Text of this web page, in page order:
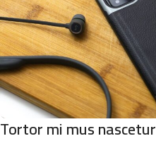
Tortor mi mus nascetur